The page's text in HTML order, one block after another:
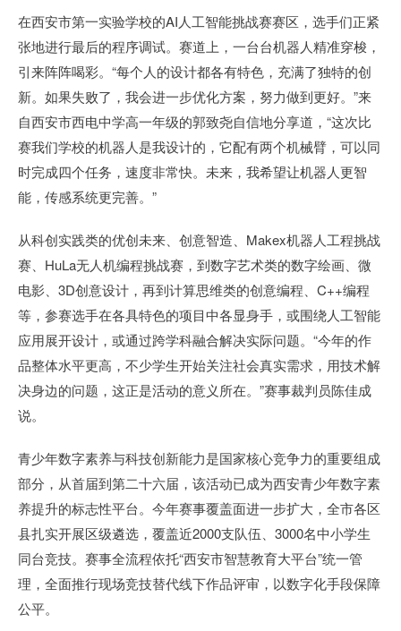
在西安市第一实验学校的AI人工智能挑战赛赛区，选手们正紧
张地进行最后的程序调试。赛道上，一台台机器人精准穿梭，
引来阵阵喝彩。“每个人的设计都各有特色，充满了独特的创
新。如果失败了，我会进一步优化方案，努力做到更好。”来
自西安市西电中学高一年级的郭致尧自信地分享道，“这次比
赛我们学校的机器人是我设计的，它配有两个机械臂，可以同
时完成四个任务，速度非常快。未来，我希望让机器人更智
能，传感系统更完善。”
从科创实践类的优创未来、创意智造、Makex机器人工程挑战
赛、HuLa无人机编程挑战赛，到数字艺术类的数字绘画、微
电影、3D创意设计，再到计算思维类的创意编程、C++编程
等，参赛选手在各具特色的项目中各显身手，或围绕人工智能
应用展开设计，或通过跨学科融合解决实际问题。“今年的作
品整体水平更高，不少学生开始关注社会真实需求，用技术解
决身边的问题，这正是活动的意义所在。”赛事裁判员陈佳成
说。
青少年数字素养与科技创新能力是国家核心竞争力的重要组成
部分，从首届到第二十六届，该活动已成为西安青少年数字素
养提升的标志性平台。今年赛事覆盖面进一步扩大，全市各区
县扎实开展区级遴选，覆盖近2000支队伍、3000名中小学生
同台竞技。赛事全流程依托“西安市智慧教育大平台”统一管
理，全面推行现场竞技替代线下作品评审，以数字化手段保障
公平。